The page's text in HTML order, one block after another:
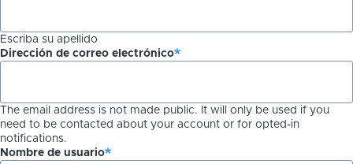
Escriba su apellido
Dirección de correo electrónico
The email address is not made public. It will only be used if you
need to be contacted about your account or for opted-in
notifications.
Nombre de usuario